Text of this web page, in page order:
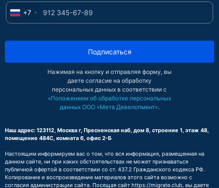
+7
Подписаться
Нажимая на кнопку и отправляя форму, вы
даете согласие на обработку
персональных данных в соответствии с
«Положением об обработке персональных
данных ООО «Мета Девелопмент».
Наш адрес: 123112, Москва г, Пресненская наб, дом 8, строение 1, этаж 48,
помещение 484С, комната 6, офис 2-Б
Настоящим информируем вас о том, что вся информация, размещенная на
данном сайте, ни при каких обстоятельствах не может признаваться
публичной офертой в соответствии со ст. 437.2 Гражданского кодекса РФ.
Копирование и воспроизведение материалов этого сайта возможно с
согласия администрации сайта. Посещая сайт https://migrate.club, вы даете